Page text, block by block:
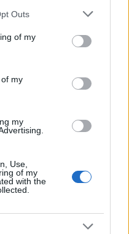
one or more Google
You may click to
its third-party tags to
in below Google
Outs
of my
my
my
Use,
of my
with the